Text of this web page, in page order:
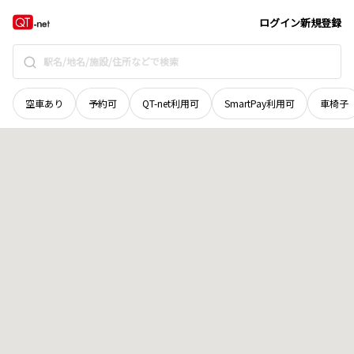
ログイン新規登録
空車あり 予約可 QT-net利用可 SmartPay利用可 車椅子
北海道 地域選択で探す